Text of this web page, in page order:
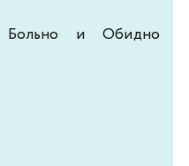
Больно и Обидно